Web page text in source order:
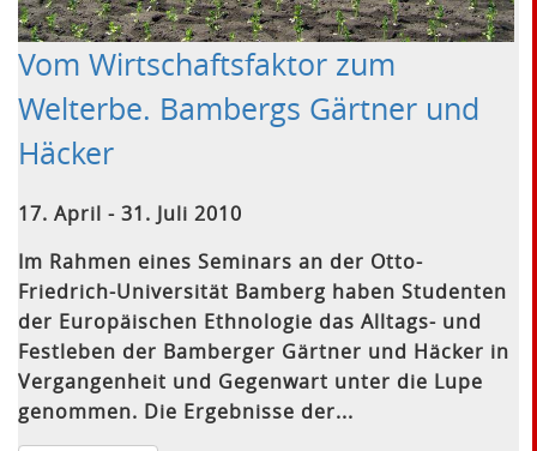
Vom Wirtschaftsfaktor zum
Welterbe. Bambergs Gärtner und
Häcker
17. April - 31. Juli 2010
Im Rahmen eines Seminars an der Otto-
Friedrich-Universität Bamberg haben Studenten
der Europäischen Ethnologie das Alltags- und
Festleben der Bamberger Gärtner und Häcker in
Vergangenheit und Gegenwart unter die Lupe
genommen. Die Ergebnisse der...